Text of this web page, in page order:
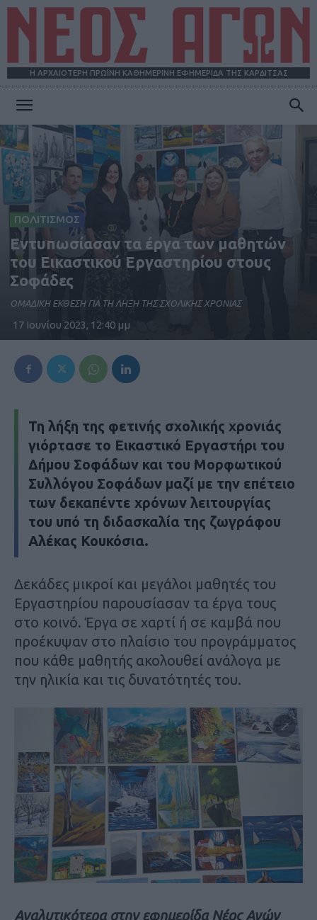
Η ΑΡΧΑΙΟΤΕΡΗ ΠΡΩΪΝΗ ΚΑΘΗΜΕΡΙΝΗ ΕΦΗΜΕΡΙΔΑ ΤΗΣ ΚΑΡΔΙΤΣΑΣ
ΑΓΩΝ
ΠΟΛΙΤΙΣΜΟΣ
Εντυπωσίασαν τα έργα των μαθητών
του Εικαστικού Εργαστηρίου στους
Σοφάδες
ΟΜΑΔΙΚΗ ΕΚΘΕΣΗ ΓΙΑ ΤΗ ΛΗΞΗ ΤΗΣ ΣΧΟΛΙΚΗΣ ΧΡΟΝΙΑΣ
17 Ιουνίου 2023, 12:40 μμ
Τη λήξη της φετινής σχολικής χρονιάς
γιόρτασε το Εικαστικό Εργαστήρι του
Δήμου Σοφάδων και του Μορφωτικού
Συλλόγου Σοφάδων μαζί με την επέτειο
των δεκαπέντε χρόνων λειτουργίας
του υπό τη διδασκαλία της ζωγράφου
Αλέκας Κουκόσια.
Δεκάδες μικροί και μεγάλοι μαθητές του
Εργαστηρίου παρουσίασαν τα έργα τους
στο κοινό. Έργα σε χαρτί ή σε καμβά που
προέκυψαν στο πλαίσιο του προγράμματος
που κάθε μαθητής ακολουθεί ανάλογα με
την ηλικία και τις δυνατότητές του.
Αναλυτικότερα στην εφημερίδα Νέος Αγών